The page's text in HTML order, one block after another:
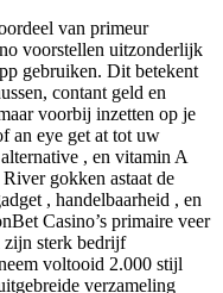
van primeur
voorstellen uitzonderlijk
gebruiken. Dit betekent
contant geld en
voorbij inzetten op je
an eye get at tot uw
, en vitamin A
gokken astaat de
, handelbaarheid , en
Casino’s primaire veer
sterk bedrijf
voltooid 2.000 stijl
verzameling